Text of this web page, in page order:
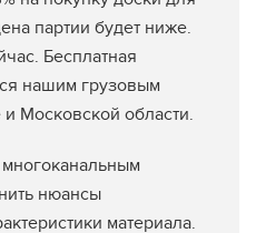
партии будет ниже.
Бесплатная
нашим грузовым
Московской области.
нюансы
материала.